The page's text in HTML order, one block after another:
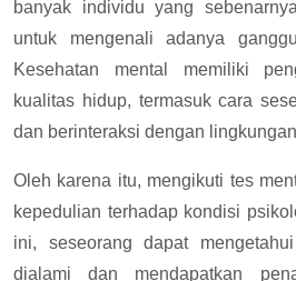
banyak individu yang
untuk mengenali adanya
Kesehatan mental memiliki
kualitas hidup, termasuk cara
dan berinteraksi dengan
Oleh karena itu, mengikuti tes
kepedulian terhadap kondisi
ini, seseorang dapat
dialami dan mendapatkan